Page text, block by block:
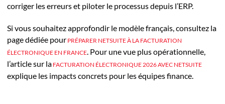
corriger les erreurs et piloter le processus depuis l’ERP.
Si vous souhaitez approfondir le modèle français, consultez la
page dédiée pourPRÉPARER NETSUITE À LA FACTURATION
ÉLECTRONIQUE EN FRANCE. Pour une vue plus opérationnelle,
l’article sur laFACTURATION ÉLECTRONIQUE 2026 AVEC NETSUITE
explique les impacts concrets pour les équipes finance.